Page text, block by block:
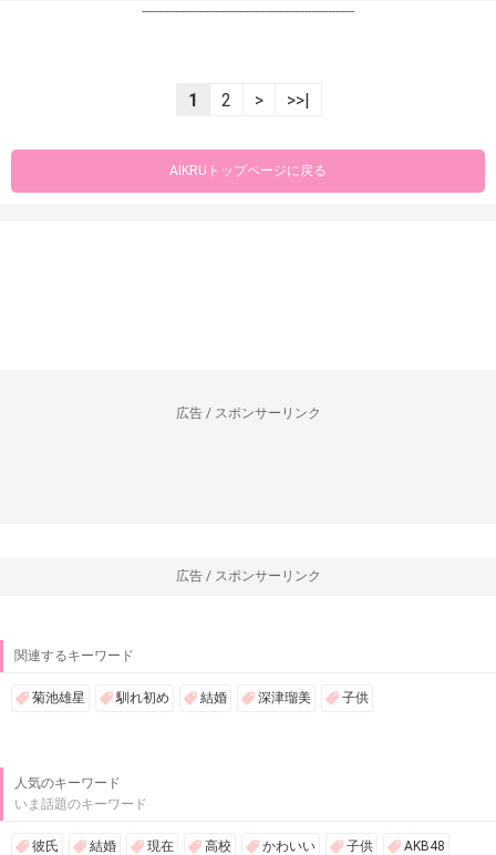
----------------------------------------------------------------
1 2 > >>|
AIKRUトップページに戻る
広告 / スポンサーリンク
広告 / スポンサーリンク
関連するキーワード
菊池雄星 馴れ初め 結婚 深津瑠美 子供
人気のキーワード
いま話題のキーワード
彼氏 結婚 現在 高校 かわいい 子供 AKB48